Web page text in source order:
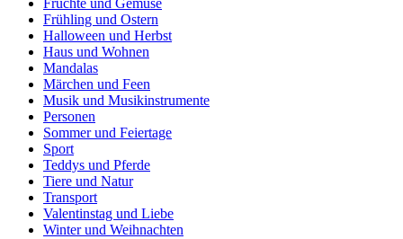
Früchte und Gemüse
Frühling und Ostern
Halloween und Herbst
Haus und Wohnen
Mandalas
Märchen und Feen
Musik und Musikinstrumente
Personen
Sommer und Feiertage
Sport
Teddys und Pferde
Tiere und Natur
Transport
Valentinstag und Liebe
Winter und Weihnachten